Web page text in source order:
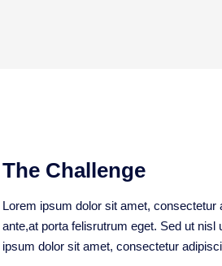
The Challenge
Lorem ipsum dolor sit amet,
ante,at porta felisrutrum eget. Sed ut
ipsum dolor sit amet, consectetur